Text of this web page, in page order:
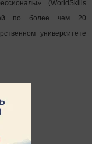
(WorldSkills
по более чем 20
университете